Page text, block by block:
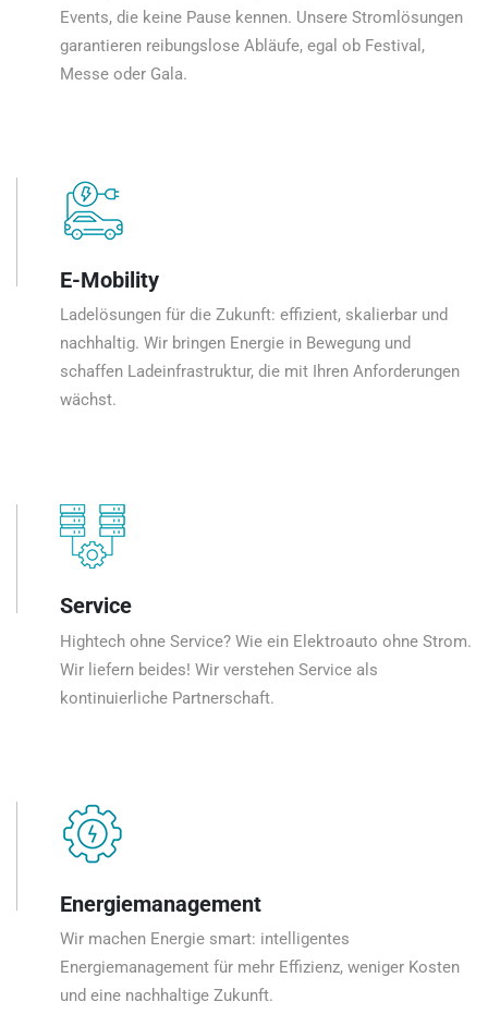
Events, die keine Pause kennen. Unsere Stromlösungen
garantieren reibungslose Abläufe, egal ob Festival,
Messe oder Gala.
E-Mobility
Ladelösungen für die Zukunft: effizient, skalierbar und
nachhaltig. Wir bringen Energie in Bewegung und
schaffen Ladeinfrastruktur, die mit Ihren Anforderungen
wächst.
Service
Hightech ohne Service? Wie ein Elektroauto ohne Strom.
Wir liefern beides! Wir verstehen Service als
kontinuierliche Partnerschaft.
Energiemanagement
Wir machen Energie smart: intelligentes
Energiemanagement für mehr Effizienz, weniger Kosten
und eine nachhaltige Zukunft.